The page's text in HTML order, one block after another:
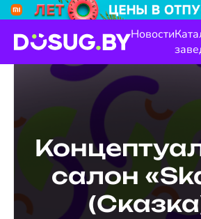
Новости
салон